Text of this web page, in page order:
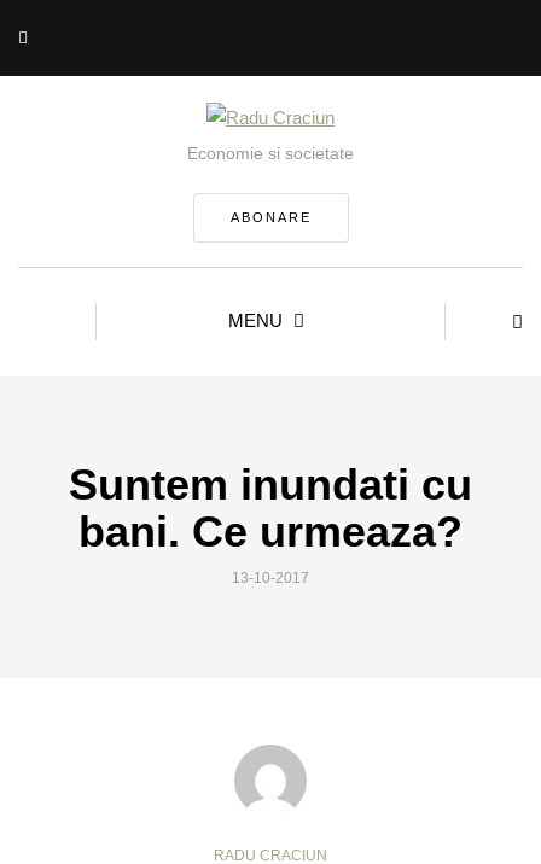
Economie si societate
ABONARE
MENU
Suntem inundati cu
bani. Ce urmeaza?
13-10-2017
RADU CRACIUN